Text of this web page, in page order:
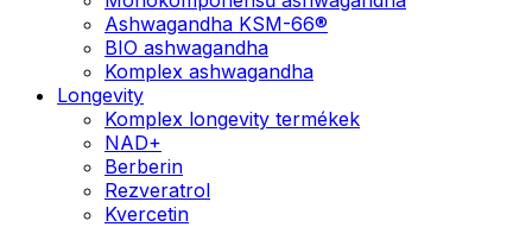
Ashwagandha KSM-66®
BIO ashwagandha
Komplex ashwagandha
Longevity
Komplex longevity termékek
NAD+
Berberin
Rezveratrol
Kvercetin